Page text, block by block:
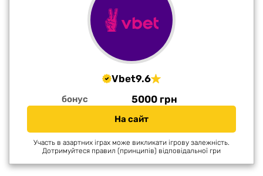
Vbet9.6
бонус 5000 грн
На сайт
Участь в азартних іграх може викликати ігрову залежність.
Дотримуйтеся правил (принципів) відповідальної гри